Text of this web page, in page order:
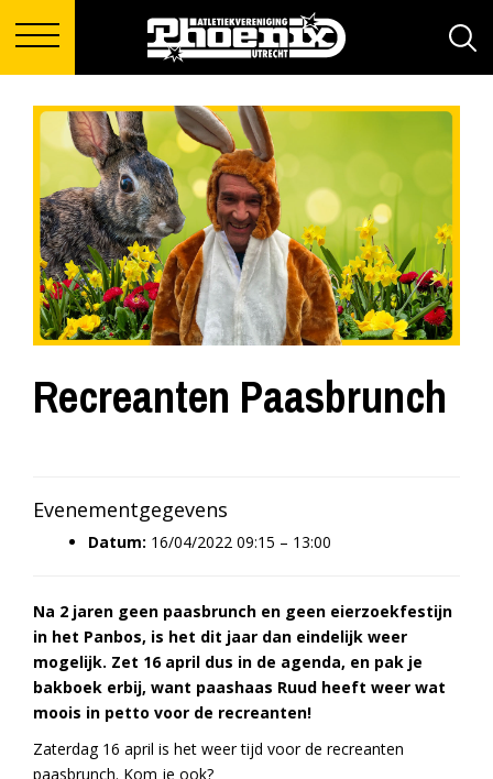
Recreanten Paasbrunch
Evenementgegevens
Datum: 16/04/2022 09:15 – 13:00
Na 2 jaren geen paasbrunch en geen eierzoekfestijn
in het Panbos, is het dit jaar dan eindelijk weer
mogelijk. Zet 16 april dus in de agenda, en pak je
bakboek erbij, want paashaas Ruud heeft weer wat
moois in petto voor de recreanten!
Zaterdag 16 april is het weer tijd voor de recreanten
paasbrunch. Kom je ook?